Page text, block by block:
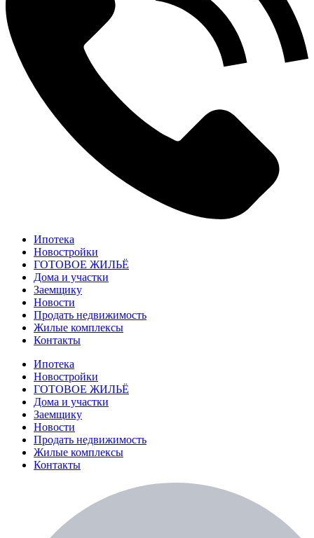
Ипотека
Новостройки
ГОТОВОЕ ЖИЛЬЁ
Дома и участки
Заемщику
Новости
Продать недвижимость
Жилые комплексы
Контакты
Ипотека
Новостройки
ГОТОВОЕ ЖИЛЬЁ
Дома и участки
Заемщику
Новости
Продать недвижимость
Жилые комплексы
Контакты